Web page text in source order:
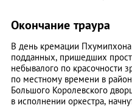
Окончание траура
В день кремации Пхумипхона
подданных, пришедших
небывалого по красочности
по местному времени в
Большого Королевского
в исполнении оркестра,